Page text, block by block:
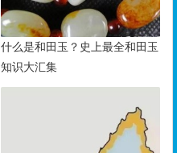
什么是和田玉？史上最全和田玉
知识大汇集